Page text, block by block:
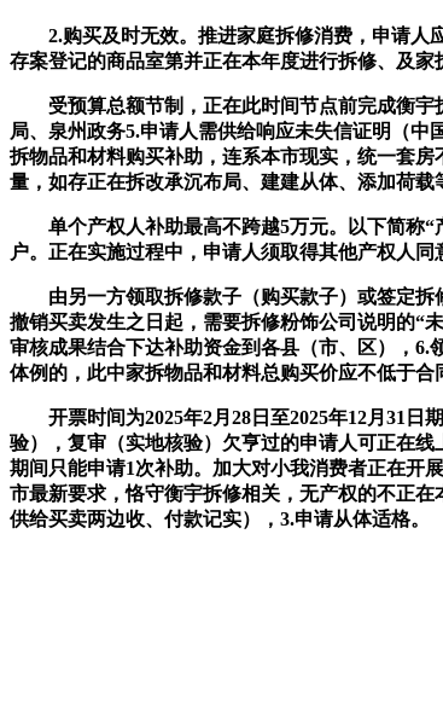
2.购买及时无效。推进家庭拆修消费，申请人应
存案登记的商品室第并正在本年度进行拆修、及
受预算总额节制，正在此时间节点前完成衡宇
局、泉州政务5.申请人需供给响应未失信证明（
拆物品和材料购买补助，连系本市现实，统一套
量，如存正在拆改承沉布局、建建从体、添加荷载
单个产权人补助最高不跨越5万元。以下简称“
户。正在实施过程中，申请人须取得其他产权人
由另一方领取拆修款子（购买款子）或签定拆
撤销买卖发生之日起，需要拆修粉饰公司说明的“
审核成果结合下达补助资金到各县（市、区），
体例的，此中家拆物品和材料总购买价应不低于合
开票时间为2025年2月28日至2025年12月31日
验），复审（实地核验）欠亨过的申请人可正在
期间只能申请1次补助。加大对小我消费者正在开
市最新要求，恪守衡宇拆修相关，无产权的不正
供给买卖两边收、付款记实），3.申请从体适格。